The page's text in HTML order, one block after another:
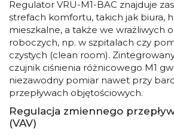
Regulator VRU-M1-BAC znajduje
strefach komfortu, takich jak biura,
mieszkalne, a także we wrażliwych
roboczych, np. w szpitalach czy
czystych (clean room).
czujnik ciśnienia różnicowego M1
niezawodny pomiar nawet przy
przepływach objętościowych.
Regulacja zmiennego
(VAV)